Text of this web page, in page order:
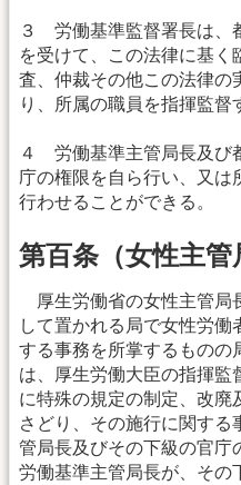
３ 労働基準監督署長は、
を受けて、この法律に基く
査、仲裁その他この法律の
り、所属の職員を指揮監督
４ 労働基準主管局長及び
庁の権限を自ら行い、又は
行わせることができる。
第百条（女性主管
厚生労働省の女性主管局
して置かれる局で女性労働
する事務を所掌するものの
は、厚生労働大臣の指揮監
に特殊の規定の制定、改廃
さどり、その施行に関する
管局長及びその下級の官庁
労働基準主管局長が、その